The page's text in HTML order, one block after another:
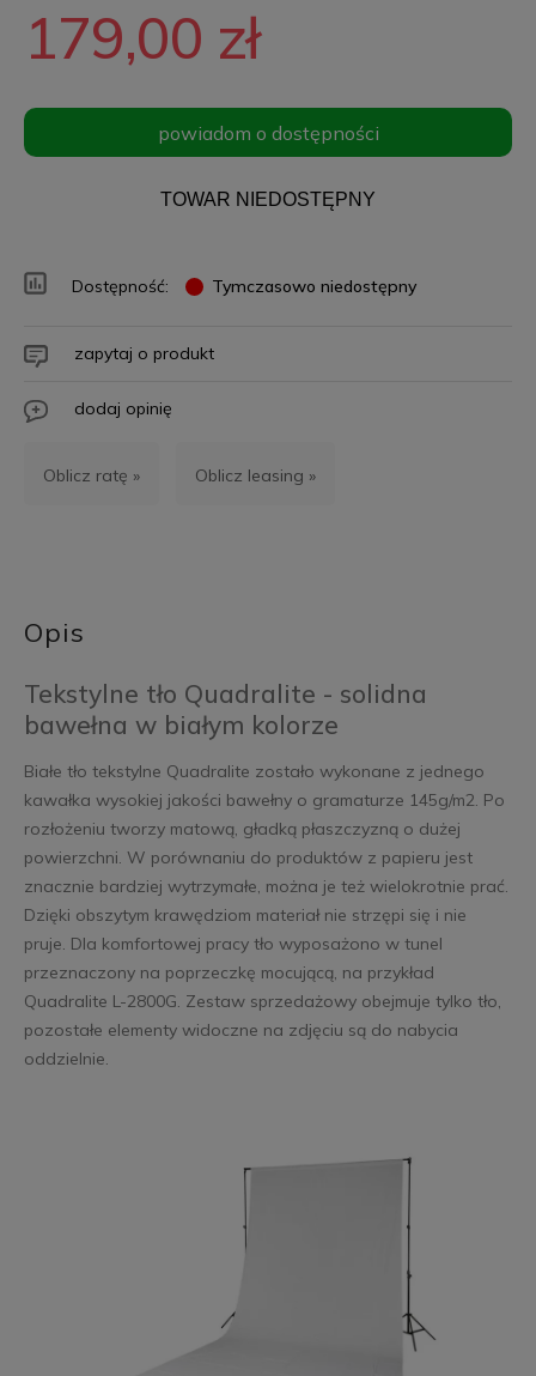
179,00 zł
powiadom o dostępności
TOWAR NIEDOSTĘPNY
Dostępność: Tymczasowo niedostępny
zapytaj o produkt
dodaj opinię
Oblicz ratę » Oblicz leasing »
Opis
Tekstylne tło Quadralite - solidna
bawełna w białym kolorze
Białe tło tekstylne Quadralite zostało wykonane z jednego
kawałka wysokiej jakości bawełny o gramaturze 145g/m2. Po
rozłożeniu tworzy matową, gładką płaszczyzną o dużej
powierzchni. W porównaniu do produktów z papieru jest
znacznie bardziej wytrzymałe, można je też wielokrotnie prać.
Dzięki obszytym krawędziom materiał nie strzępi się i nie
pruje. Dla komfortowej pracy tło wyposażono w tunel
przeznaczony na poprzeczkę mocującą, na przykład
Quadralite L-2800G. Zestaw sprzedażowy obejmuje tylko tło,
pozostałe elementy widoczne na zdjęciu są do nabycia
oddzielnie.